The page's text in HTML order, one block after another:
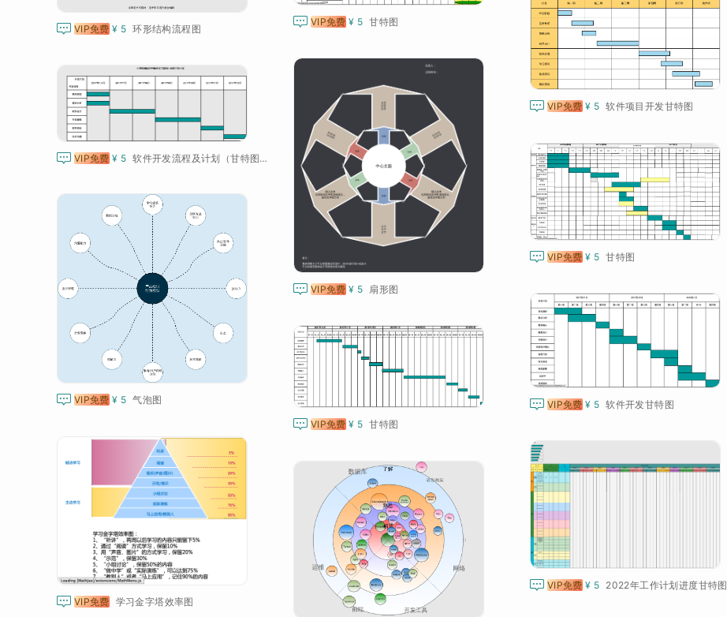
 VIP免费 ¥ 5 环形结构流程图
 VIP免费 ¥ 5 甘特图
 VIP免费 ¥ 5 软件项目开发甘特图
 VIP免费 ¥ 5 扇形图
 VIP免费 ¥ 5 软件开发流程及计划（甘特图）
 VIP免费 ¥ 5 甘特图
 VIP免费 ¥ 5 气泡图  VIP免费 ¥ 5 软件开发甘特图
 VIP免费 ¥ 5 甘特图
 VIP免费 学习金字塔效率图
 VIP免费 ¥ 5 2022年工作计划进度甘特图